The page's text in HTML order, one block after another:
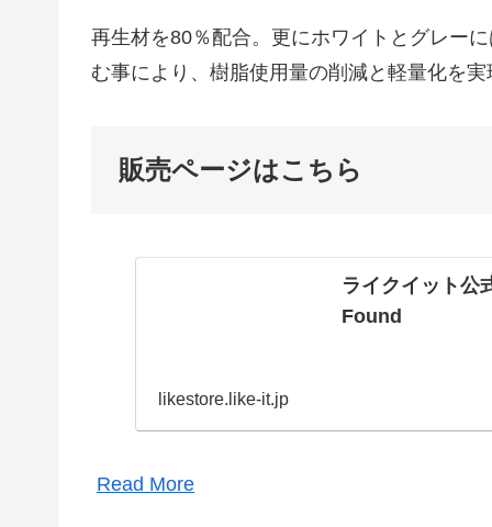
再生材を80％配合。更にホワイトとグレー
む事により、樹脂使用量の削減と軽量化を
販売ページはこちら
ライクイット公
Found
likestore.like-it.jp
Read More